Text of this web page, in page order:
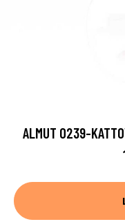
ALMUT 0239-